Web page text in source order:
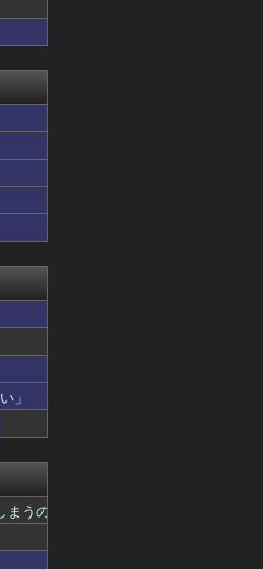
」
まうの